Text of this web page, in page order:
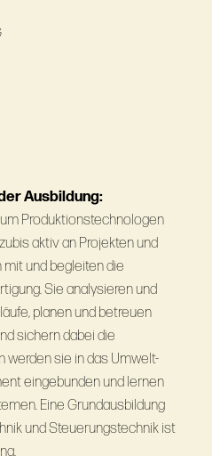
Ausbildung:
Produktionstechnologen
aktiv an Projekten und
und begleiten die
Sie analysieren und
planen und betreuen
sichern dabei die
werden sie in das Umwelt-
eingebunden und lernen
Eine Grundausbildung
und Steuerungstechnik ist